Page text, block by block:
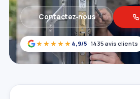
★★★★★ 4,9/5 · 1435 avis clients
Contactez‑nous